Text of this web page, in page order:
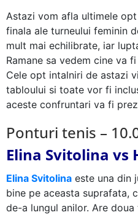
Astazi vom afla ultimele
finala ale turneului feminin
mult mai echilibrate, iar
Ramane sa vedem cine va
Cele opt intalniri de astazi
tabloului si toate vor fi
aceste confruntari va fi
Ponturi tenis –
Elina Svitolina vs
Elina Svitolina este una din
bine pe aceasta suprafata,
de-a lungul anilor. Are